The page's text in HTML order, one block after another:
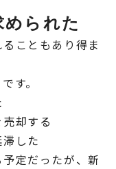
られた
こともあり得ま
す。
却する
した
定だったが、新